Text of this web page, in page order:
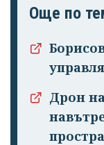
Още по
Дрон